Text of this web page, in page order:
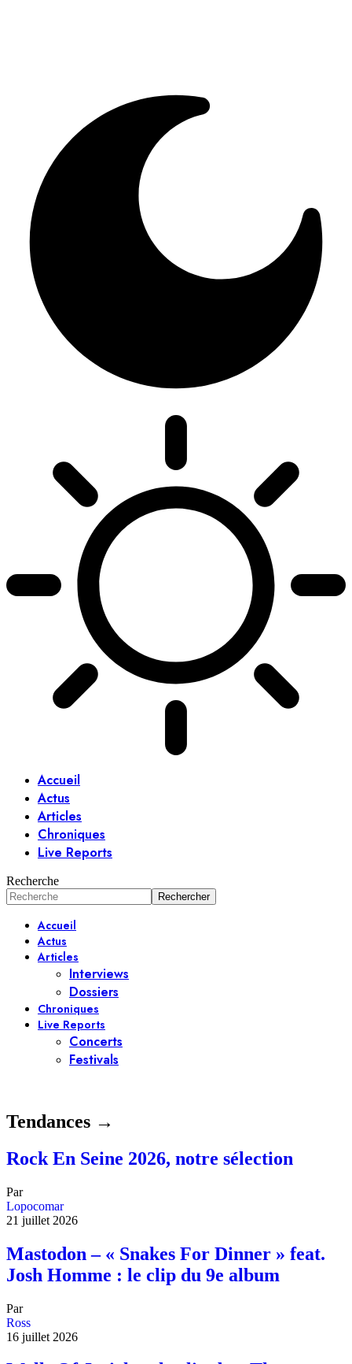
Accueil
Actus
Articles
Chroniques
Live Reports
Recherche
Accueil
Actus
Articles
Interviews
Dossiers
Chroniques
Live Reports
Concerts
Festivals
Tendances →
Rock En Seine 2026, notre sélection
Par
Lopocomar
21 juillet 2026
Mastodon – « Snakes For Dinner » feat.
Josh Homme : le clip du 9e album
Par
Ross
16 juillet 2026